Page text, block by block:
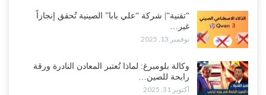
“تقنية“| شركة “علي بابا” الصينية تُحقق إنجازاً
غير…
نوفمبر 13, 2025
وكالة بلومبرغ: لماذا تُعتبر المعادن النادرة ورقة
رابحة للصين…
أكتوبر 31, 2025